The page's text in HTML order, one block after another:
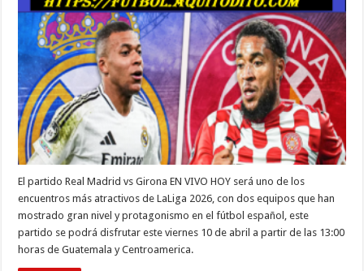
El partido Real Madrid vs Girona EN VIVO HOY será uno de los
encuentros más atractivos de LaLiga 2026, con dos equipos que han
mostrado gran nivel y protagonismo en el fútbol español, este
partido se podrá disfrutar este viernes 10 de abril a partir de las 13:00
horas de Guatemala y Centroamerica.